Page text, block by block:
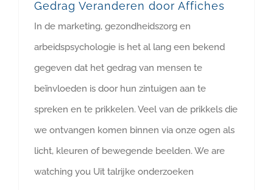
Gedrag Veranderen door Affiches
In de marketing, gezondheidszorg en
arbeidspsychologie is het al lang een bekend
gegeven dat het gedrag van mensen te
beïnvloeden is door hun zintuigen aan te
spreken en te prikkelen. Veel van de prikkels die
we ontvangen komen binnen via onze ogen als
licht, kleuren of bewegende beelden. We are
watching you Uit talrijke onderzoeken